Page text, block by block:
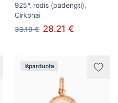
925°, rodis (padengti),
Cirkonai
33.19 € 28.21 €
Išparduota